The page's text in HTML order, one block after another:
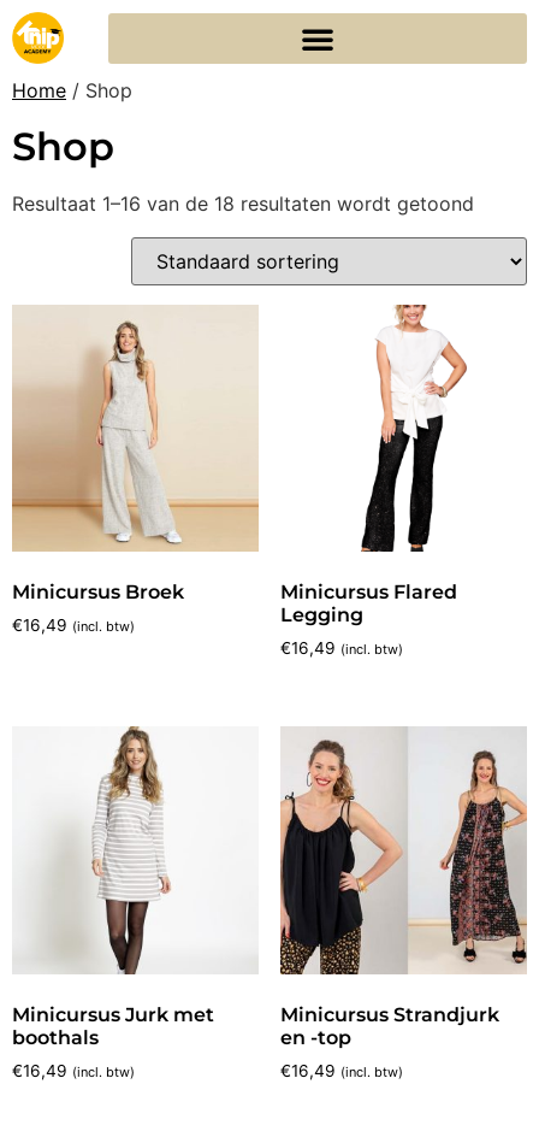
Home / Shop
Shop
Resultaat 1–16 van de 18 resultaten wordt getoond
Minicursus Broek
€16,49 (incl. btw)
Minicursus Flared
Legging
€16,49 (incl. btw)
Minicursus Jurk met
boothals
€16,49 (incl. btw)
Minicursus Strandjurk
en -top
€16,49 (incl. btw)